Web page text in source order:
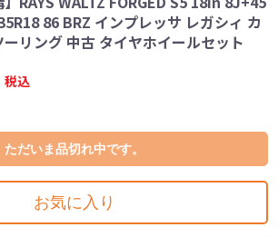
86 BRZ インプレッサ レガシィ カ
リング 中古 タイヤホイールセット
税込
ただいま品切れ中です。
お気に入り